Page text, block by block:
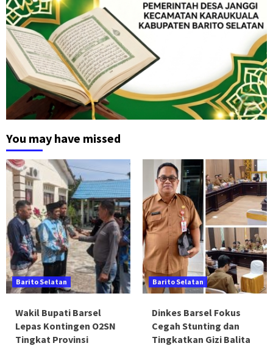
You may have missed
Barito Selatan
Wakil Bupati Barsel
Lepas Kontingen O2SN
Tingkat Provinsi
Barito Selatan
Dinkes Barsel Fokus
Cegah Stunting dan
Tingkatkan Gizi Balita